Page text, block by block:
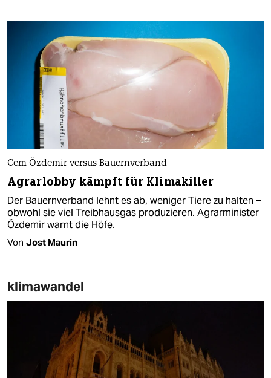
Cem Özdemir versus Bauernverband
Agrarlobby kämpft für Klimakiller
Der Bauernverband lehnt es ab, weniger Tiere zu halten –
obwohl sie viel Treibhausgas produzieren. Agrarminister
Özdemir warnt die Höfe.
Von Jost Maurin
klimawandel